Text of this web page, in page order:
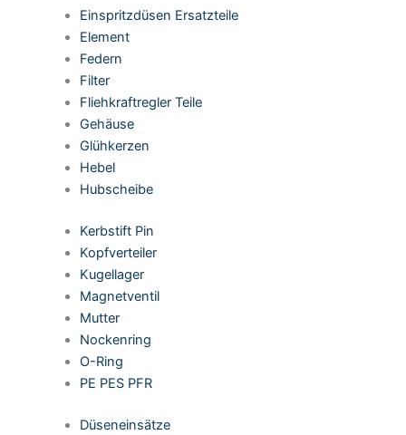
Einspritzdüsen Ersatzteile
Element
Federn
Filter
Fliehkraftregler Teile
Gehäuse
Glühkerzen
Hebel
Hubscheibe
Kerbstift Pin
Kopfverteiler
Kugellager
Magnetventil
Mutter
Nockenring
O-Ring
PE PES PFR
Düseneinsätze